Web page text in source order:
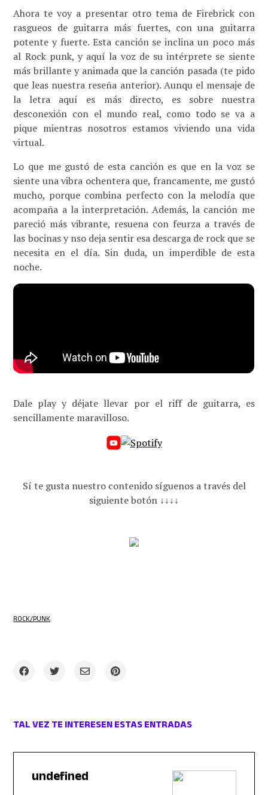
Ahora te voy a presentar otro tema de Firebrick con
rasgueos de guitarra más fuertes, con una guitarra
potente y fuerte. Esta canción se inclina un poco más
al Rock punk, y aquí la voz de su intérprete se siente
más brillante y animada que la canción pasada (te pido
que leas nuestra reseña anterior). Aunqu el mensaje de
la letra aquí es más directo, es sobre nuestra
desconexión con el mundo real, como todo se va a
pique mientras nosotros estamos viviendo una vida
virtual.
Lo que me gustó de esta canción es que en la voz se
siente una vibra ochentera que, francamente, me gustó
mucho, porque combina perfecto con la melodía que
acompaña a la interpretación. Además, la canción me
pareció más vibrante, resuena con feurza a través de
las bocinas y nso deja sentir esa descarga de rock que se
necesita en el día. Sin duda, un imperdible de esta
noche.
Dale play y déjate llevar por el riff de guitarra, es
sencillamente maravilloso.
Sí te gusta nuestro contenido síguenos a través del
siguiente botón ↓↓↓↓
ROCK/PUNK
TAL VEZ TE INTERESEN ESTAS ENTRADAS
undefined